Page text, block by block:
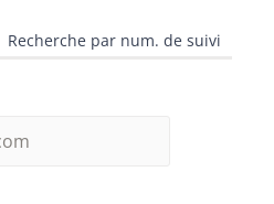
Recherche par num. de suivi